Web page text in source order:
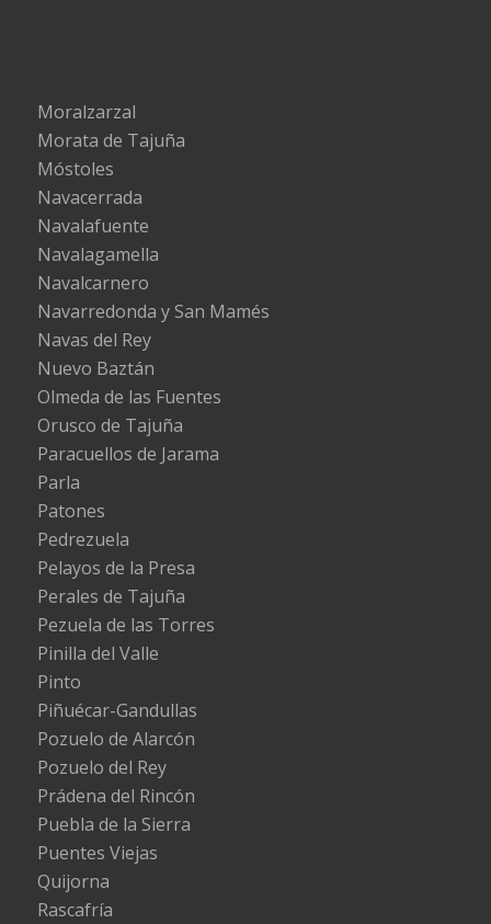
Moralzarzal
Morata de Tajuña
Móstoles
Navacerrada
Navalafuente
Navalagamella
Navalcarnero
Navarredonda y San Mamés
Navas del Rey
Nuevo Baztán
Olmeda de las Fuentes
Orusco de Tajuña
Paracuellos de Jarama
Parla
Patones
Pedrezuela
Pelayos de la Presa
Perales de Tajuña
Pezuela de las Torres
Pinilla del Valle
Pinto
Piñuécar-Gandullas
Pozuelo de Alarcón
Pozuelo del Rey
Prádena del Rincón
Puebla de la Sierra
Puentes Viejas
Quijorna
Rascafría